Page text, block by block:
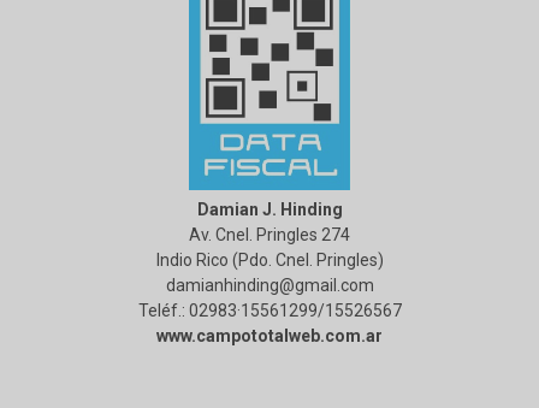
Damian J. Hinding
Av. Cnel. Pringles 274
Indio Rico (Pdo. Cnel. Pringles)
damianhinding@gmail.com
Teléf.: 02983·15561299/15526567
www.campototalweb.com.ar